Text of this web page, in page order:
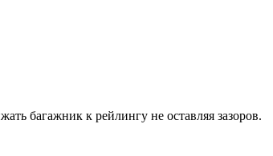
багажник к рейлингу не оставляя зазоров.